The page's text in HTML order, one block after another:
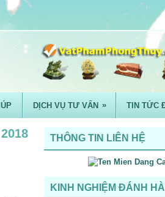
DỊCH VỤ TƯ VẤN » TIN TỨC
THÔNG TIN LIÊN HỆ
KINH NGHIỆM ĐÁNH